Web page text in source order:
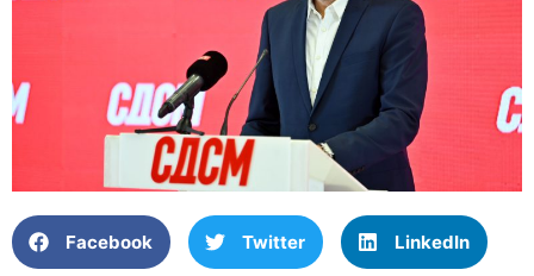
Facebook Twitter LinkedIn